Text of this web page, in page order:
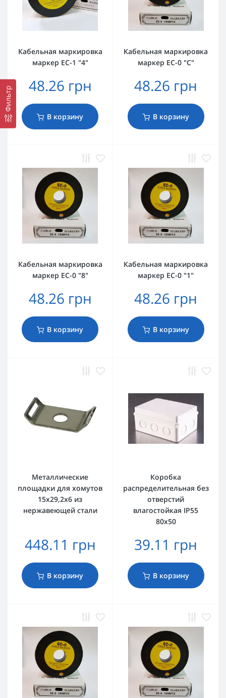
Фильтр
Кабельная маркировка
маркер EC-1 "4"
48.26 грн
В корзину
Кабельная маркировка
маркер EC-0 "C"
48.26 грн
В корзину
Кабельная маркировка
маркер EC-0 "8"
48.26 грн
В корзину
Кабельная маркировка
маркер EC-0 "1"
48.26 грн
В корзину
Металлические
площадки для хомутов
15х29,2х6 из
нержавеющей стали
448.11 грн
В корзину
Коробка
распределительная без
отверстий
влагостойкая IP55
80х50
39.11 грн
В корзину